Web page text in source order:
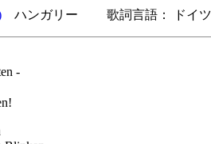
ハンガリー 歌詞言語： ドイ
-